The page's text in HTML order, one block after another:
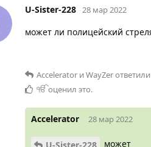
U-Sister-228 28 мар 2022
может ли полицейский
Accelerator иWayZer
ੴоценил это.
Accelerator 28 мар 2022
может